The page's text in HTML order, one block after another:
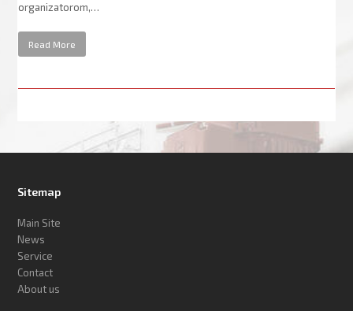
organizatorom,…
Read More
Sitemap
Main Site
News
Service
Contact
About us